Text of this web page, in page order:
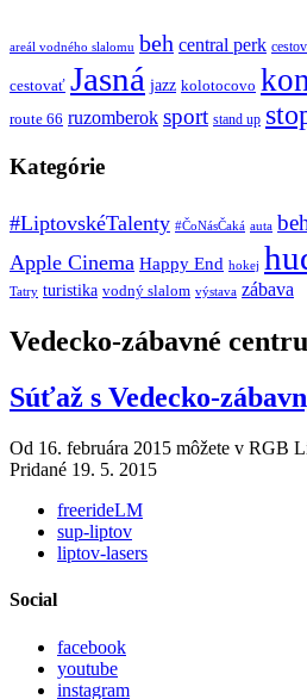
areál vodného slalomu beh central perk
cestovať Jasná jazz kolotocovo
route 66 ruzomberok sport stand up
Kategórie
#LiptovskéTalenty #ČoNásČaká auta
Apple Cinema Happy End hokej
Tatry turistika vodný slalom výstava zábava
Vedecko-zábavné
Súťaž s Vedecko-
Od 16. februára 2015 môžete v RGB
Pridané 19. 5. 2015
freerideLM
sup-liptov
liptov-lasers
Social
facebook
youtube
instagram